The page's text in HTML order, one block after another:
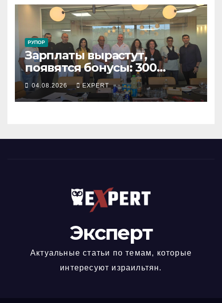
РУПОР
Зарплаты вырастут,
появятся бонусы: 300
сотрудников «Штраус»
получили новый
коллективный договор
04.08.2026 EXPERT
Эксперт
Актуальные статьи по темам, которые
интересуют израильтян.